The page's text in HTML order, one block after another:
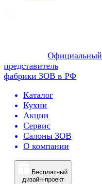
Официальный
представитель
фабрики ЗОВ в РФ
Каталог
Кухни
Акции
Сервис
Салоны ЗОВ
О компании
Бесплатный
дизайн-проект